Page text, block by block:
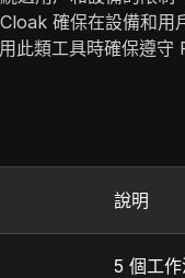
確保在設備和
此類工具時確保遵守
說明
5 個工